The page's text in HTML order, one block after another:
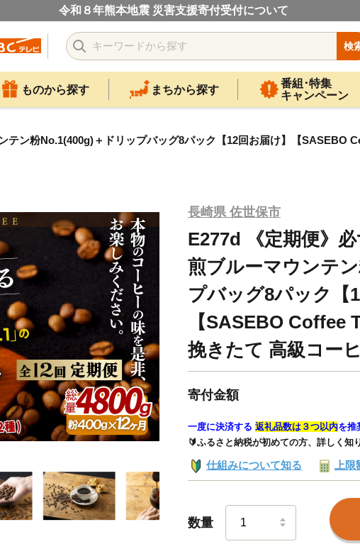
令和８年熊本地震 災害支援寄付受付について
検
ものから探す まちから探す
番組･特集
キャンペーン
テン粉No.1(400g)＋ドリップバッグ8パック【12回お届け】【SASEBO
長崎県 佐世保市
E277d 《定期便》
煎ブルーマウンテ
プバッグ8パック【
【SASEBO Coffee
挽きたて 高級コー
寄付金額
一度に決済する 返礼品数は３つ以内を推
🔰ふるさと納税が初めての方、詳しく知
仕組みについて知る 上
数量